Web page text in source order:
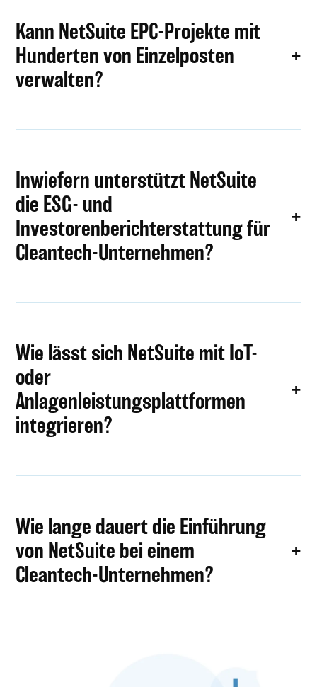
Kann NetSuite EPC-Projekte mit
Hunderten von Einzelposten
verwalten?
Inwiefern unterstützt NetSuite
die ESG- und
Investorenberichterstattung für
Cleantech-Unternehmen?
Wie lässt sich NetSuite mit IoT-
oder
Anlagenleistungsplattformen
integrieren?
Wie lange dauert die Einführung
von NetSuite bei einem
Cleantech-Unternehmen?